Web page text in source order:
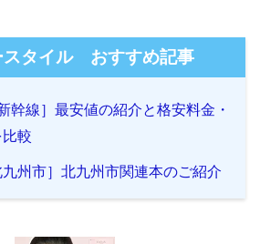
スタイル おすすめ記事
幹線］最安値の紹介と格安料金・
較
九州市］北九州市関連本のご紹介